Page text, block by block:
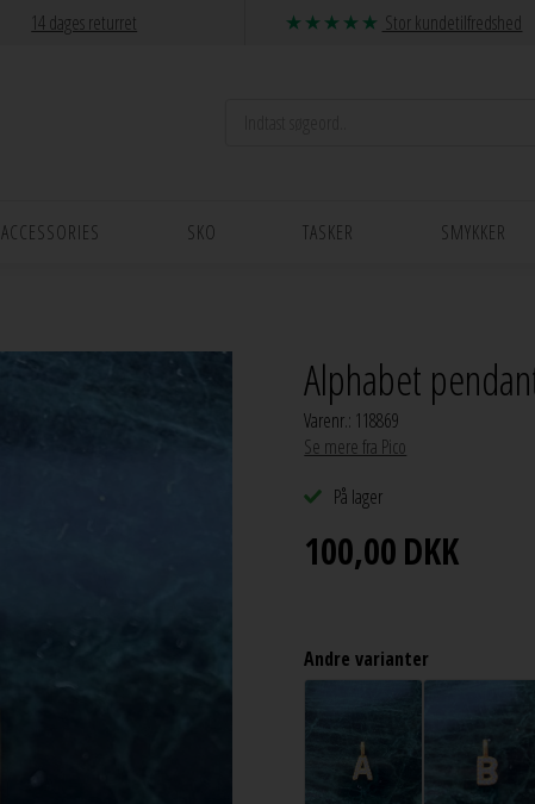
14 dages returret Stor kundetilfredshed
ACCESSORIES SKO TASKER SMYKKER
Alphabet
Varenr.: 118869
Se mere fra Pico
På lager
100,00DKK
Andre varianter